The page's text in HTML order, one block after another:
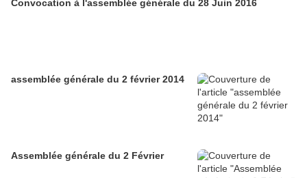
Convocation à l'assemblée générale du 28 Juin 2016
assemblée générale du 2 février 2014
Assemblée générale du 2 Février